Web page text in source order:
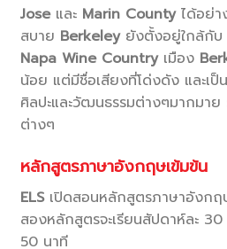
Joseและ Marin Countyได้อย่า
สบาย Berkeleyยังตั้งอยู่ใกล้กับ
Napa Wine Countryเมือง
น้อย แต่มีชื่อเสียงที่โด่งดัง และเ
ศิลปะและวัฒนธรรมต่างๆมากมาย
ต่างๆ
หลักสูตรภาษาอังกฤษเข้มข้น
ELSเปิดสอนหลักสูตรภาษาอังก
สองหลักสูตรจะเรียนสัปดาห์ละ
50 นาที